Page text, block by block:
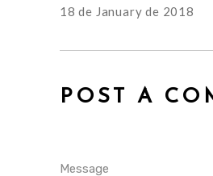
18 de January de 2018
POST A